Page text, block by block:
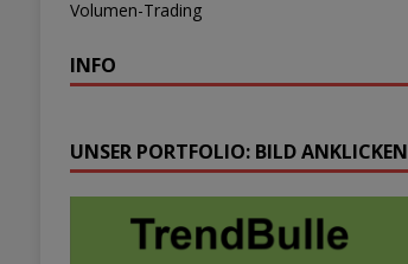
Volumen-Trading
INFO
UNSER PORTFOLIO: BILD ANKLICKEN